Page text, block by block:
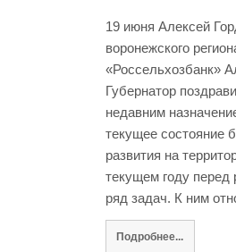
19 июня Алексей
воронежского
«Россельхозбанк»
Губернатор
недавним
текущее состояние
развития на
текущем году
ряд задач. К ним
Подробнее...